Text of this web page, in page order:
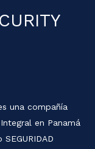
es una compañía
en Panamá